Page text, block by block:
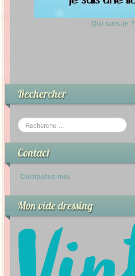
Qui suis-je ?
Rechercher
Contact
Contactez-moi
Mon vide dressing